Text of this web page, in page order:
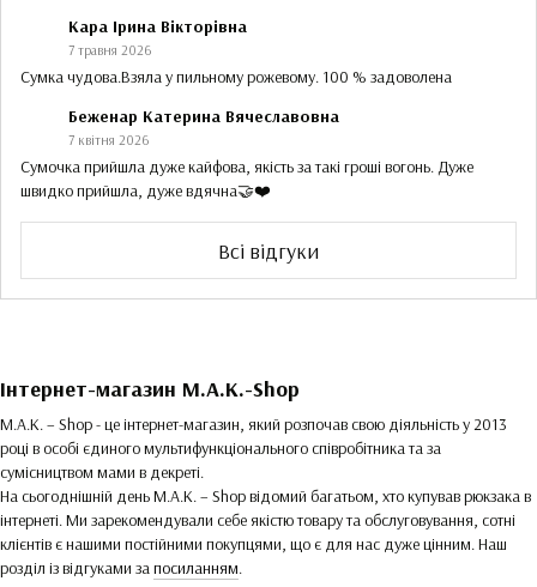
Кара Ірина Вікторівна
7 травня 2026
Сумка чудова.Взяла у пильному рожевому. 100 % задоволена
Беженар Катерина Вячеславовна
7 квітня 2026
Сумочка прийшла дуже кайфова, якість за такі гроші вогонь. Дуже
швидко прийшла, дуже вдячна🤝❤️
Всі відгуки
Інтернет-магазин M.A.K.-Shop
M.A.K. – Shop - це інтернет-магазин, який розпочав свою діяльність у 2013
році в особі єдиного мультифункціонального співробітника та за
сумісництвом мами в декреті.
На сьогоднішній день M.A.K. – Shop відомий багатьом, хто купував рюкзака в
інтернеті. Ми зарекомендували себе якістю товару та обслуговування, сотні
клієнтів є нашими постійними покупцями, що є для нас дуже цінним. Наш
розділ із відгуками запосиланням.